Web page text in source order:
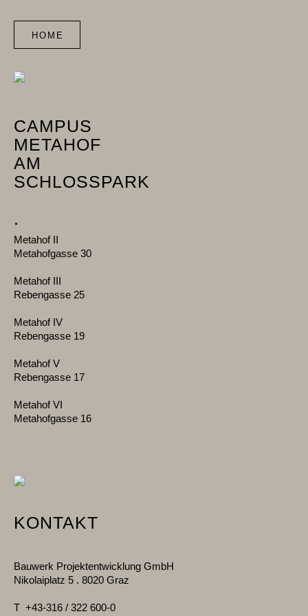
HOME
CAMPUS
METAHOF
AM
SCHLOSSPARK
.
Metahof II
Metahofgasse 30
Metahof III
Rebengasse 25
Metahof IV
Rebengasse 19
Metahof V
Rebengasse 17
Metahof VI
Metahofgasse 16
KONTAKT
Bauwerk Projektentwicklung GmbH
Nikolaiplatz 5 . 8020 Graz
T +43-316 / 322 600-0